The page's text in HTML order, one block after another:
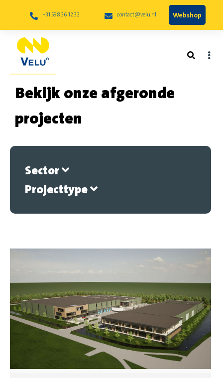
+31 598 36 12 32 contact@velu.nl Webshop
Bekijk onze afgeronde
projecten
Sector
Projecttype